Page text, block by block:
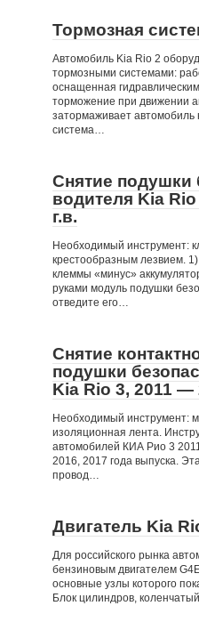
Тормозная
Автомобиль Kia Rio 2
тормозными системами:
оснащенная
торможение при движении
затормаживает автомобиль
система…
Снятие подушки
водителя Kia
г.в.
Необходимый инструмент:
крестообразным лезвием.
клеммы «минус»
руками модуль подушки
отведите его…
Снятие
подушки
Kia Rio 3, 2011 —
Необходимый инструмент:
изоляционная лента.
автомобилей КИА Рио 3
2016, 2017 года выпуска.
провод…
Двигатель Kia
Для российского рынка
бензиновым двигателем
основные узлы которого
Блок цилиндров,